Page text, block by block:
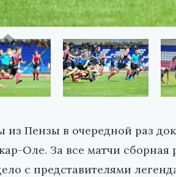
Пензы в очередной раз
Оле. За все матчи сборная
с представителями